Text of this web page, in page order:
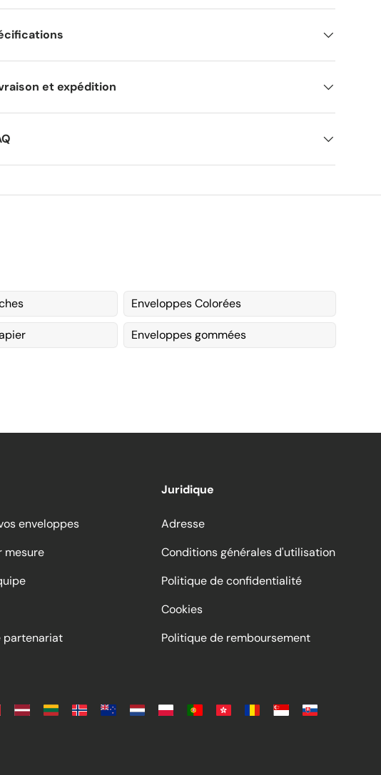
et expédition
Enveloppes Colorées
Enveloppes gommées
enveloppes
mesure
partenariat
Juridique
Adresse
Conditions générales d'utilisation
Politique de confidentialité
Cookies
Politique de remboursement